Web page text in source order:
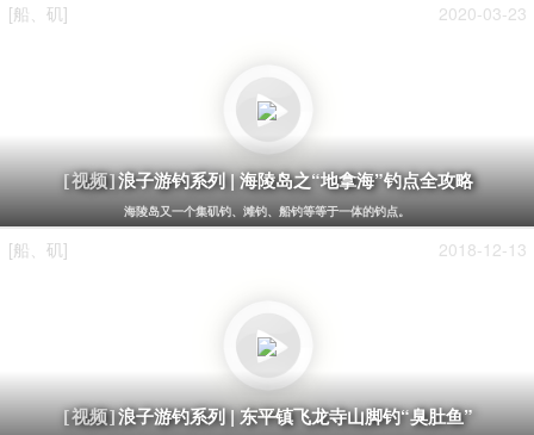
[船、矶] 2020-03-23
[视频]浪子游钓系列 | 海陵岛之“地拿海”钓点全攻略
海陵岛又一个集矶钓、滩钓、船钓等等于一体的钓点。
[船、矶] 2018-12-13
[视频]浪子游钓系列 | 东平镇飞龙寺山脚钓“臭肚鱼”